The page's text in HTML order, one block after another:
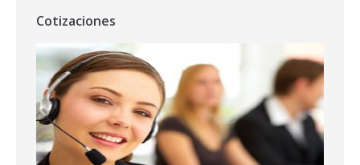
Cotizaciones